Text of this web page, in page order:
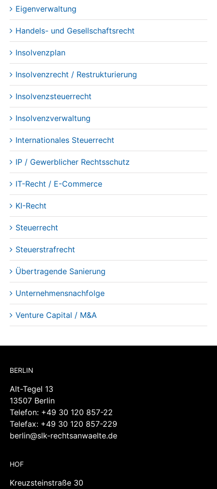
Eigenverwaltung
Handels- und Gesellschaftsrecht
Insolvenzplan
Insolvenzrecht / Restrukturierung
Insolvenzsteuerrecht
Insolvenzverwaltung
Internationales Steuerrecht
IP / Gewerblicher Rechtsschutz
IT-Recht / E-Commerce
KI-Recht
Steuerrecht
Steuerstrafrecht
Übertragende Sanierung
Unternehmensnachfolge
Venture Capital / M&A
BERLIN
Alt-Tegel 13
13507 Berlin
Telefon: +49 30 120 857-22
Telefax: +49 30 120 857-229
berlin@slk-rechtsanwaelte.de
HOF
Kreuzsteinstraße 30